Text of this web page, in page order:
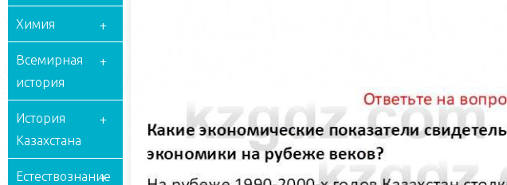
Химия
Всемирная
история
История
Казахстана
Естествознание